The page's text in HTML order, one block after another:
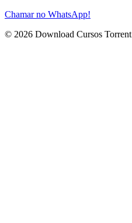
Chamar no WhatsApp!
© 2026 Download Cursos